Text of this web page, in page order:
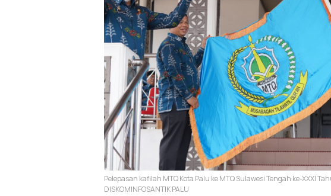
Pelepasan kafilah MTQ Kota Palu ke MTQ Sulawesi Tengah ke-XXXI
DISKOMINFOSANTIK PALU